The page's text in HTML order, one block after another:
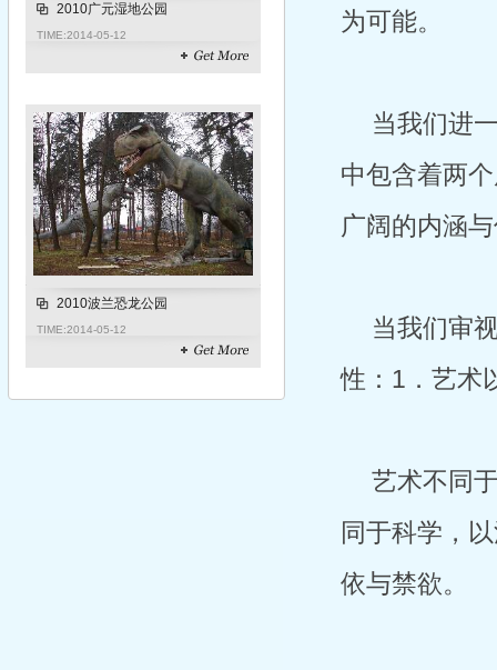
2010广元湿地公园
TIME:2014-05-12
2010波兰恐龙公园
TIME:2014-05-12
为可能。
当我们进
中包含着两
广阔的内涵
当我们审
性：1．艺术
艺术不同
同于科学，
依与禁欲。